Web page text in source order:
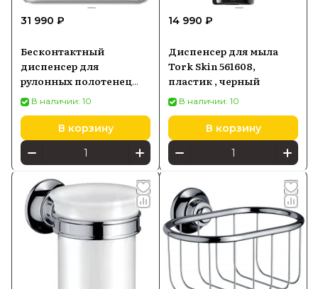
31 990 ₽
Бесконтактный
диспенсер для
рулонных полотенец
для рук Tork Elevation,
белый - 551100
В наличии: 10
В корзину
14 990 ₽
Диспенсер для мыла
Tork Skin 561608,
пластик , черный
В наличии: 10
В корзину